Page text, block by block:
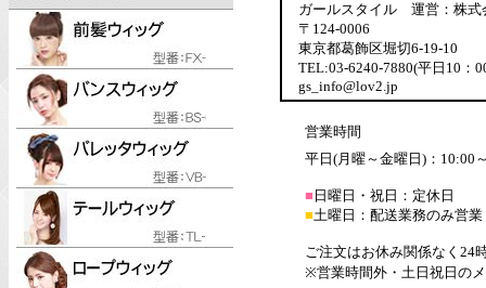
ガールスタイル 運営：株式
〒124-0006
東京都葛飾区堀切6-19-10
TEL:03-6240-7880(平日10：
gs_info@lov2.jp
営業時間
平日(月曜～金曜日)：10:00
■ 日曜日・祝日：定休日
■土曜日：配送業務のみ営業
ご注文はお休み関係なく24
※営業時間外・土日祝日の